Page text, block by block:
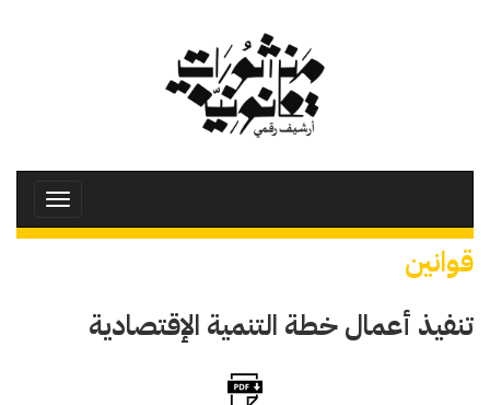
Toggle
قوانين
تنفيذ أعمال خطة التنمية الإقتصادية